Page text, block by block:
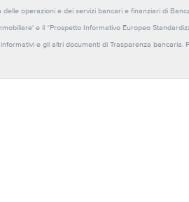
operazioni e dei servizi bancari e finanziari di
e il “Prospetto Informativo Europeo
informativi e gli altri documenti di Trasparenza bancaria.